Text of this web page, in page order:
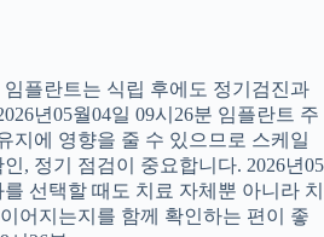
임플란트는 식립 후에도 정기검진과
년05월04일 09시26분 임플란트 주
지에 영향을 줄 수 있으므로 스케일
, 정기 점검이 중요합니다. 2026년05
선택할 때도 치료 자체뿐 아니라 치
어지는지를 함께 확인하는 편이 좋